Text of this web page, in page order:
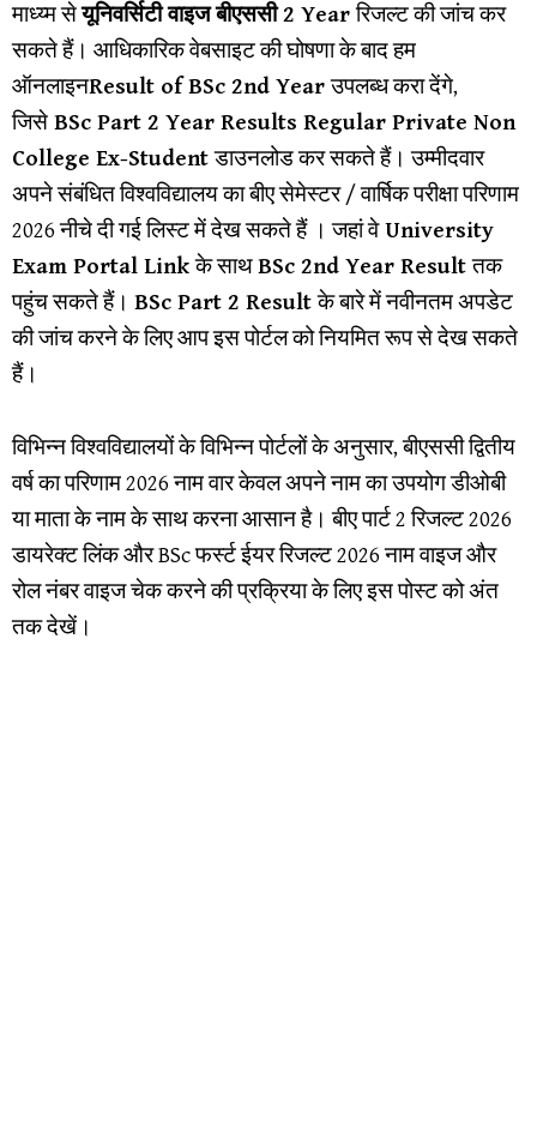
माध्य्म सेयूनिवर्सिटी वाइज बीएससी 2 Yearरिजल्ट की जांच कर
सकते हैं। आधिकारिक वेबसाइट की घोषणा के बाद हम
ऑनलाइनResult of BSc 2nd Yearउपलब्ध करा देंगे,
जिसे BSc Part 2 Year Results Regular Private Non
College Ex-Studentडाउनलोड कर सकते हैं। उम्मीदवार
अपने संबंधित विश्वविद्यालय का बीए सेमेस्टर / वार्षिक परीक्षा परिणाम
2026 नीचे दी गई लिस्ट में देख सकते हैं । जहां वेUniversity
Exam Portal Linkके साथBSc 2nd Year Resultतक
पहुंच सकते हैं। BSc Part 2 Resultके बारे में नवीनतम अपडेट
की जांच करने के लिए आप इस पोर्टल को नियमित रूप से देख सकते
हैं।
विभिन्न विश्वविद्यालयों के विभिन्न पोर्टलों के अनुसार, बीएससी द्वितीय
वर्ष का परिणाम 2026 नाम वार केवल अपने नाम का उपयोग डीओबी
या माता के नाम के साथ करना आसान है। बीए पार्ट 2 रिजल्ट 2026
डायरेक्ट लिंक और BSc फर्स्ट ईयर रिजल्ट 2026 नाम वाइज और
रोल नंबर वाइज चेक करने की प्रक्रिया के लिए इस पोस्ट को अंत
तक देखें।